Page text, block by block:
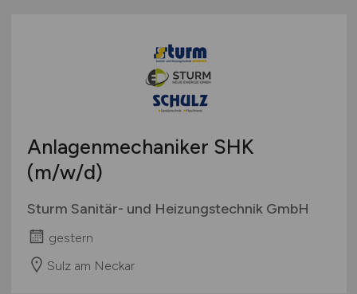
Anlagenmechaniker SHK
(m/w/d)
Sturm Sanitär- und Heizungstechnik GmbH
gestern
Sulz am Neckar